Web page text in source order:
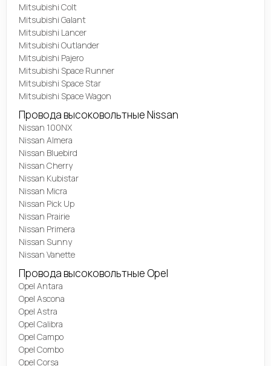
Mitsubishi Colt
Mitsubishi Galant
Mitsubishi Lancer
Mitsubishi Outlander
Mitsubishi Pajero
Mitsubishi Space Runner
Mitsubishi Space Star
Mitsubishi Space Wagon
Провода высоковольтные Nissan
Nissan 100NX
Nissan Almera
Nissan Bluebird
Nissan Cherry
Nissan Kubistar
Nissan Micra
Nissan Pick Up
Nissan Prairie
Nissan Primera
Nissan Sunny
Nissan Vanette
Провода высоковольтные Opel
Opel Antara
Opel Ascona
Opel Astra
Opel Calibra
Opel Campo
Opel Combo
Opel Corsa